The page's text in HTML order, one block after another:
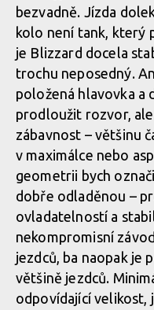
Rock Machine BLIZZARD
bezvadně. Jízda
kolo není tank, který
je Blizzard docela
trochu neposedný.
položená hlavovka a
prodloužit rozvor,
zábavnost – většinu
v maximálce nebo
geometrii bych
dobře odladěnou –
ovladatelností a
nekompromisní
jezdců, ba naopak je
většině jezdců.
odpovídající velikost,